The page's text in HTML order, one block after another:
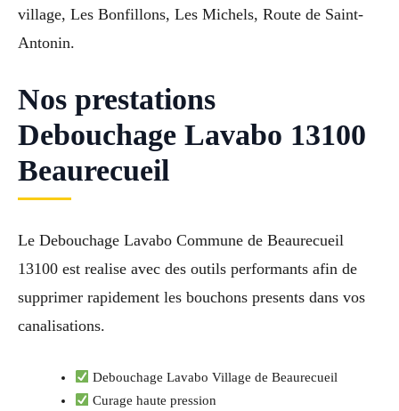
village, Les Bonfillons, Les Michels, Route de Saint-
Antonin.
Nos prestations
Debouchage Lavabo 13100
Beaurecueil
Le Debouchage Lavabo Commune de Beaurecueil
13100 est realise avec des outils performants afin de
supprimer rapidement les bouchons presents dans vos
canalisations.
Debouchage Lavabo Village de Beaurecueil
Curage haute pression